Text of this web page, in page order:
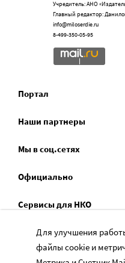
Учредитель: АНО
Главный редактор:
info@miloserdie.ru
8-499-350-05-95
Портал
Наши партнеры
Мы в соц.сетях
Официально
Сервисы для НКО
Спецпроекты
Социальное служение
Для улучшения
файлы cookie и